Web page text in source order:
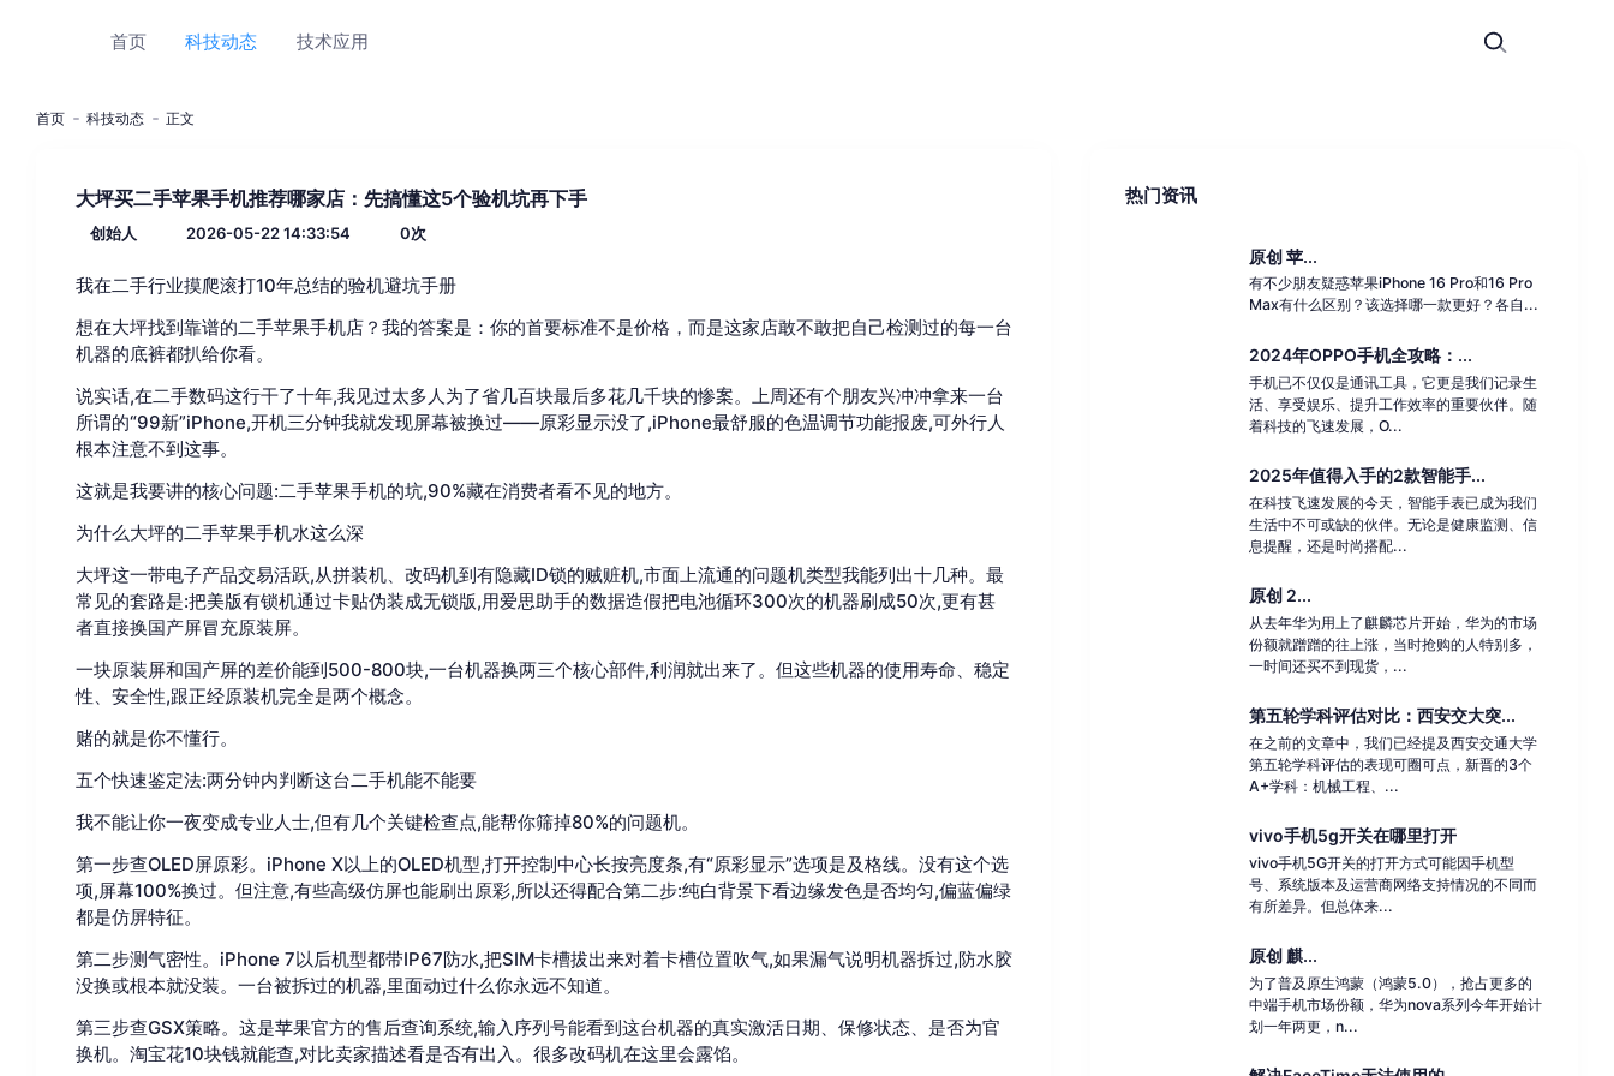
首页 科技动态
首页 科技动态 正文
大坪买二手苹果手机推荐哪家店：先搞懂这5个验机坑再下手
创始人 2026-05-22 14:33:54 0次
我在二手行业摸爬滚打10年总结的验机避坑手册
想在大坪找到靠谱的二手苹果手机店？我的答案是：你的首要标准不是价格，而是这家店敢不敢把自己检测过的每一台
机器的底裤都扒给你看。
说实话,在二手数码这行干了十年,我见过太多人为了省几百块最后多花几千块的惨案。上周还有个朋友兴冲冲拿来一台
所谓的“99新”iPhone,开机三分钟我就发现屏幕被换过——原彩显示没了,iPhone最舒服的色温调节功能报废,可外行人
根本注意不到这事。
这就是我要讲的核心问题:二手苹果手机的坑,90%藏在消费者看不见的地方。
为什么大坪的二手苹果手机水这么深
大坪这一带电子产品交易活跃,从拼装机、改码机到有隐藏ID锁的贼赃机,市面上流通的问题机类型我能列出十几种。最
常见的套路是:把美版有锁机通过卡贴伪装成无锁版,用爱思助手的数据造假把电池循环300次的机器刷成50次,更有甚
者直接换国产屏冒充原装屏。
一块原装屏和国产屏的差价能到500-800块,一台机器换两三个核心部件,利润就出来了。但这些机器的使用寿命、稳定
性、安全性,跟正经原装机完全是两个概念。
赌的就是你不懂行。
五个快速鉴定法:两分钟内判断这台二手机能不能要
我不能让你一夜变成专业人士,但有几个关键检查点,能帮你筛掉80%的问题机。
第一步查OLED屏原彩。iPhone X以上的OLED机型,打开控制中心长按亮度条,有“原彩显示”选项是及格线。没有这个选
项,屏幕100%换过。但注意,有些高级仿屏也能刷出原彩,所以还得配合第二步:纯白背景下看边缘发色是否均匀,偏蓝偏绿
都是仿屏特征。
第二步测气密性。iPhone 7以后机型都带IP67防水,把SIM卡槽拔出来对着卡槽位置吹气,如果漏气说明机器拆过,防水胶
没换或根本就没装。一台被拆过的机器,里面动过什么你永远不知道。
第三步查GSX策略。这是苹果官方的售后查询系统,输入序列号能看到这台机器的真实激活日期、保修状态、是否为官
换机。淘宝花10块钱就能查,对比卖家描述看是否有出入。很多改码机在这里会露馅。
热门资讯
原创 苹...
有不少朋友疑惑苹果iPhone 16 Pro和16 Pro
Max有什么区别？该选择哪一款更好？各自...
2024年OPPO手机全攻略：...
手机已不仅仅是通讯工具，它更是我们记录生
活、享受娱乐、提升工作效率的重要伙伴。随
着科技的飞速发展，O...
2025年值得入手的2款智能手...
在科技飞速发展的今天，智能手表已成为我们
生活中不可或缺的伙伴。无论是健康监测、信
息提醒，还是时尚搭配...
原创 2...
从去年华为用上了麒麟芯片开始，华为的市场
份额就蹭蹭的往上涨，当时抢购的人特别多，
一时间还买不到现货，...
第五轮学科评估对比：西安交大突...
在之前的文章中，我们已经提及西安交通大学
第五轮学科评估的表现可圈可点，新晋的3个
A+学科：机械工程、...
vivo手机5g开关在哪里打开
vivo手机5G开关的打开方式可能因手机型
号、系统版本及运营商网络支持情况的不同而
有所差异。但总体来...
原创 麒...
为了普及原生鸿蒙（鸿蒙5.0），抢占更多的
中端手机市场份额，华为nova系列今年开始计
划一年两更，n...